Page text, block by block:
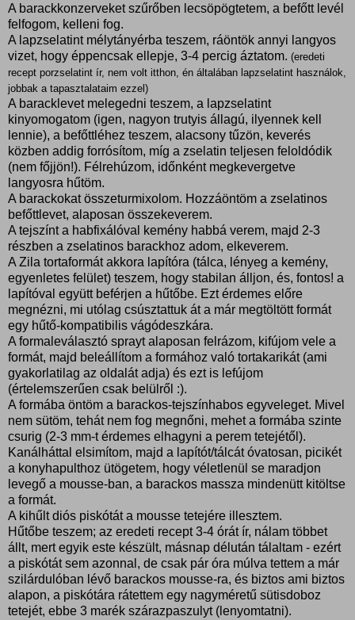
A barackkonzerveket szűrőben lecsöpögtetem, a befőtt levél
felfogom, kelleni fog.
A lapzselatint mélytányérba teszem, ráöntök annyi langyos
vizet, hogy éppencsak ellepje, 3-4 percig áztatom. (eredeti
recept porzselatint ír, nem volt itthon, én általában lapzselatint használok,
jobbak a tapasztalataim ezzel)
A baracklevet melegedni teszem, a lapzselatint
kinyomogatom (igen, nagyon trutyis állagú, ilyennek kell
lennie), a befőttléhez teszem, alacsony tűzön, keverés
közben addig forrósítom, míg a zselatin teljesen feloldódik
(nem főjjön!). Félrehúzom, időnként megkevergetve
langyosra hűtöm.
A barackokat összeturmixolom. Hozzáöntöm a zselatinos
befőttlevet, alaposan összekeverem.
A tejszínt a habfixálóval kemény habbá verem, majd 2-3
részben a zselatinos barackhoz adom, elkeverem.
A Zila tortaformát akkora lapítóra (tálca, lényeg a kemény,
egyenletes felület) teszem, hogy stabilan álljon, és, fontos! a
lapítóval együtt beférjen a hűtőbe. Ezt érdemes előre
megnézni, mi utólag csúsztattuk át a már megtöltött formát
egy hűtő-kompatibilis vágódeszkára.
A formaleválasztó sprayt alaposan felrázom, kifújom vele a
formát, majd beleállítom a formához való tortakarikát (ami
gyakorlatilag az oldalát adja) és ezt is lefújom
(értelemszerűen csak belülről :).
A formába öntöm a barackos-tejszínhabos egyveleget. Mivel
nem sütöm, tehát nem fog megnőni, mehet a formába szinte
csurig (2-3 mm-t érdemes elhagyni a perem tetejétől).
Kanálháttal elsimítom, majd a lapítót/tálcát óvatosan, picikét
a konyhapulthoz ütögetem, hogy véletlenül se maradjon
levegő a mousse-ban, a barackos massza mindenütt kitöltse
a formát.
A kihűlt diós piskótát a mousse tetejére illesztem.
Hűtőbe teszem; az eredeti recept 3-4 órát ír, nálam többet
állt, mert egyik este készült, másnap délután tálaltam - ezért
a piskótát sem azonnal, de csak pár óra múlva tettem a már
szilárdulóban lévő barackos mousse-ra, és biztos ami biztos
alapon, a piskótára rátettem egy nagyméretű sütisdoboz
tetejét, ebbe 3 marék szárazpaszulyt (lenyomtatni).